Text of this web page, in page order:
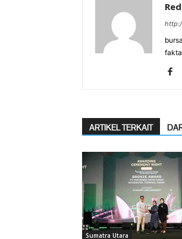
ARTIKEL TERKAIT
Sumatra Utara